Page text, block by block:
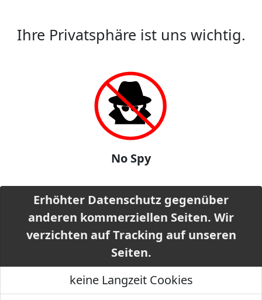
Ihre Privatsphäre ist uns wichtig.
No Spy
Erhöhter Datenschutz gegenüber
anderen kommerziellen Seiten. Wir
verzichten auf Tracking auf unseren
Seiten.
keine Langzeit Cookies